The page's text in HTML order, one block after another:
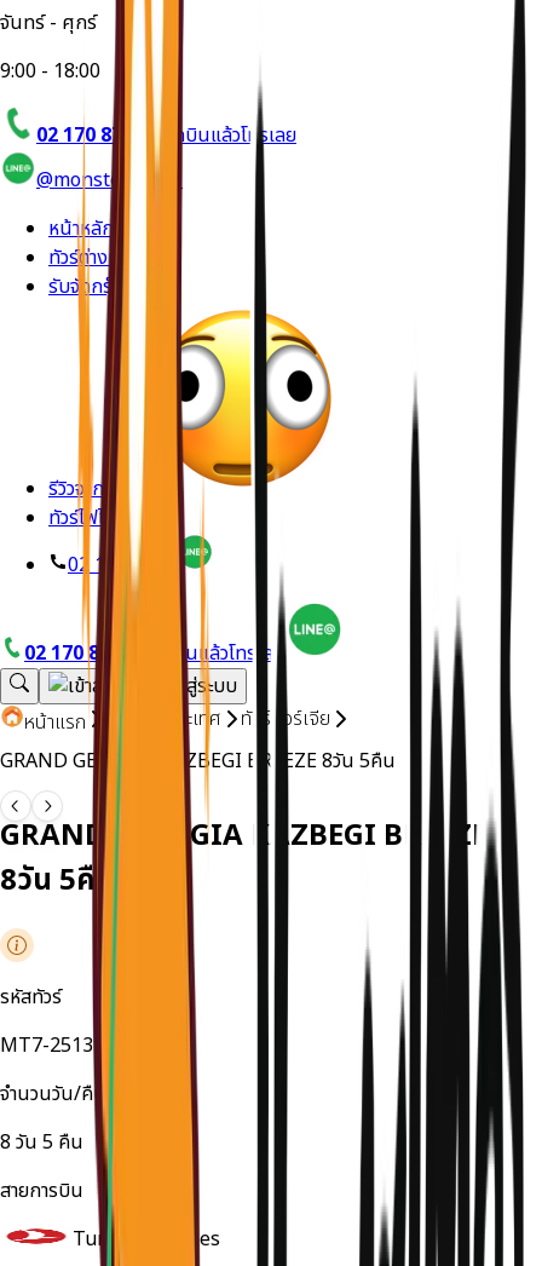
จันทร์ - ศุกร์
9:00 - 18:00
02 170 8714
อยากบินแล้วโทรเลย
@monstertravel
หน้าหลัก
ทัวร์ต่างประเทศ
รับจัดกรุ๊ปส่วนตัว
รีวิวจากลูกค้า
ทัวร์ไฟไหม้
02 170 8714
02 170 8714 อยากบินแล้วโทรเลย
หน้าแรก ทัวร์ต่างประเทศ
ทัวร์จอร์เจีย
GRAND GEORGIA KAZBEGI BREEZE 8วัน 5คืน
GRAND GEORGIA KAZBEGI BREEZE
8วัน 5คืน
รหัสทัวร์
MT7-251318MG
จำนวนวัน/คืน
8 วัน 5 คืน
สายการบิน
Turkish Airlines